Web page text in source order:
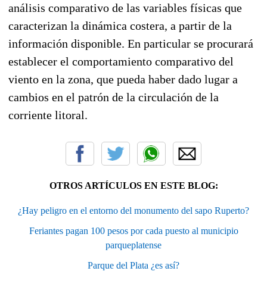
análisis comparativo de las variables físicas que
caracterizan la dinámica costera, a partir de la
información disponible. En particular se procurará
establecer el comportamiento comparativo del
viento en la zona, que pueda haber dado lugar a
cambios en el patrón de la circulación de la
corriente litoral.
OTROS ARTÍCULOS EN ESTE BLOG:
¿Hay peligro en el entorno del monumento del sapo Ruperto?
Feriantes pagan 100 pesos por cada puesto al municipio
parqueplatense
Parque del Plata ¿es así?